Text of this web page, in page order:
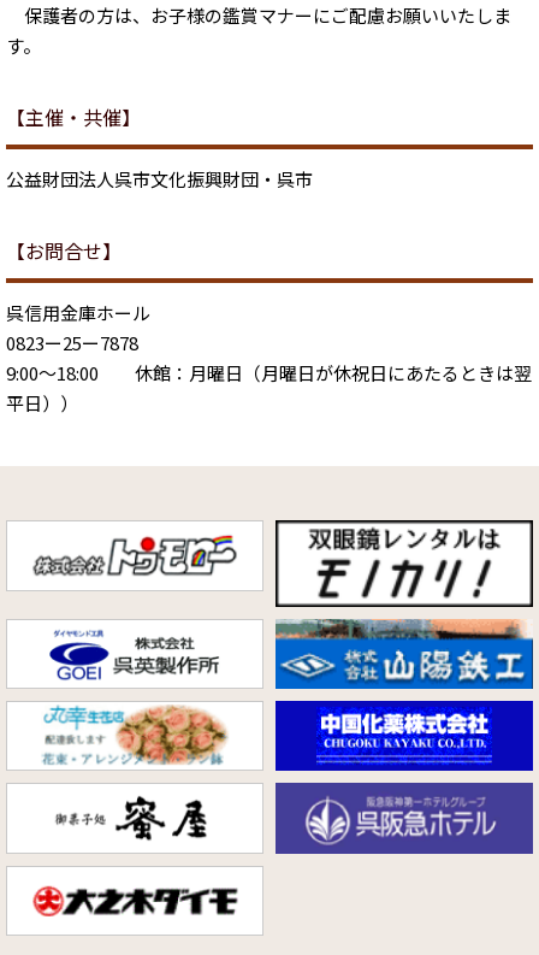
保護者の方は、お子様の鑑賞マナーにご配慮お願いいたしま
す。
【主催・共催】
公益財団法人呉市文化振興財団・呉市
【お問合せ】
呉信用金庫ホール
0823ー25ー7878
9:00～18:00 休館：月曜日（月曜日が休祝日にあたるときは翌
平日））